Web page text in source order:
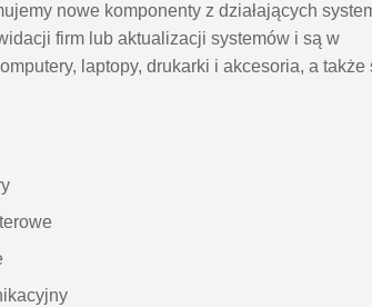
nowe komponenty z działających
firm lub aktualizacji systemów i są w
laptopy, drukarki i akcesoria, a także